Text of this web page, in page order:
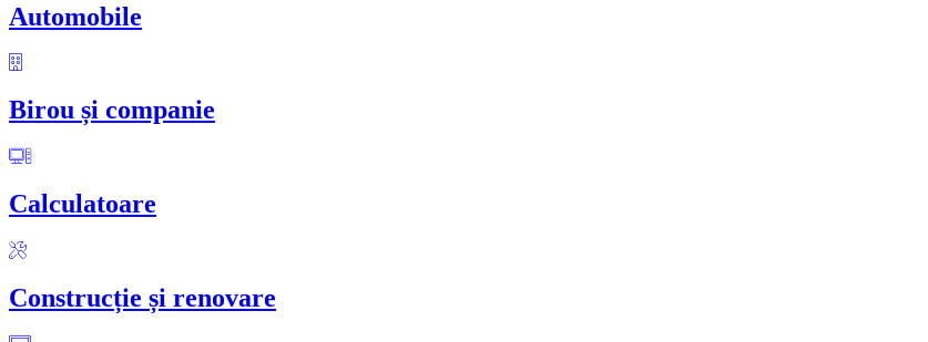
Automobile
Birou și companie
Calculatoare
Construcție și renovare